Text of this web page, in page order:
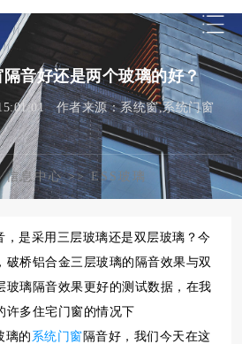
音好还是两个玻璃的好？
作者来源：系统窗,系统门窗
信息中心>>ESS玻璃
，是采用三层玻璃还是双层玻璃？今
破桥铝合金三层玻璃的隔音效果与双
玻璃隔音效果更好的测试数据，在我
许多住宅门窗的情况下
璃的 系统门窗 隔音好，我们今天在这